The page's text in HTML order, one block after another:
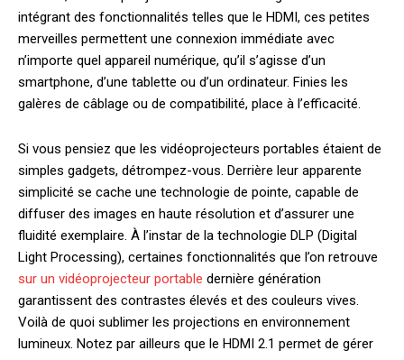
intégrant des fonctionnalités telles que le HDMI, ces petites
merveilles permettent une connexion immédiate avec
n’importe quel appareil numérique, qu’il s’agisse d’un
smartphone, d’une tablette ou d’un ordinateur. Finies les
galères de câblage ou de compatibilité, place à l’efficacité.
Si vous pensiez que les vidéoprojecteurs portables étaient de
simples gadgets, détrompez-vous. Derrière leur apparente
simplicité se cache une technologie de pointe, capable de
diffuser des images en haute résolution et d’assurer une
fluidité exemplaire. À l’instar de la technologie DLP (Digital
Light Processing), certaines fonctionnalités que l’on retrouve
sur un vidéoprojecteur portable dernière génération
garantissent des contrastes élevés et des couleurs vives.
Voilà de quoi sublimer les projections en environnement
lumineux. Notez par ailleurs que le HDMI 2.1 permet de gérer